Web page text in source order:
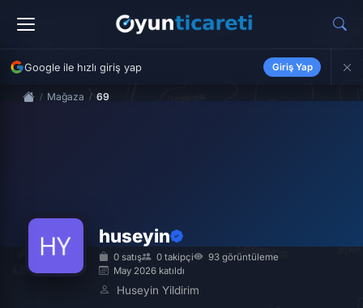
Google ile hızlı giriş yap Giriş Yap
Mağaza 69
huseyin
0 satış 0 takipçi
93 görüntüleme
May 2026 katıldı
Huseyin Yildirim